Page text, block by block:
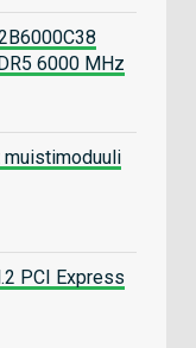
6000 MHz
muistimoduuli
PCI Express